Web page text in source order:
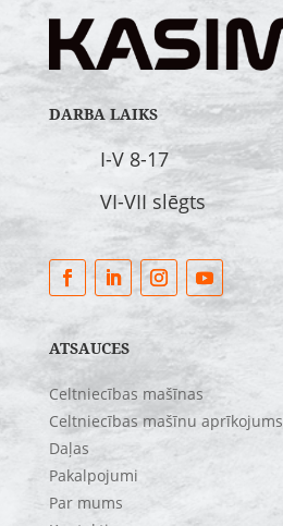
DARBA LAIKS
I-V 8-17
VI-VII slēgts
ATSAUCES
Celtniecības mašīnas
Celtniecības mašīnu aprīkojums
Daļas
Pakalpojumi
Par mums